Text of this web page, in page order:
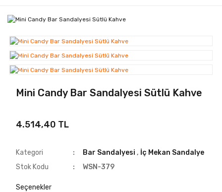
Mini Candy Bar Sandalyesi Sütlü Kahve
4.514,40 TL
Kategori Bar Sandalyesi , İç Mekan Sandalye
Stok Kodu
WSN-379
Seçenekler